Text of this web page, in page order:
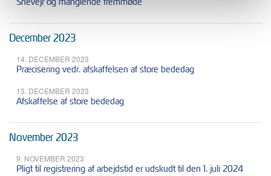
December 2023
14. DECEMBER 2023
Præcisering vedr. afskaffelsen af store bededag
13. DECEMBER 2023
Afskaffelse af store bededag
November 2023
9. NOVEMBER 2023
Pligt til registrering af arbejdstid er udskudt til den 1. juli 2024